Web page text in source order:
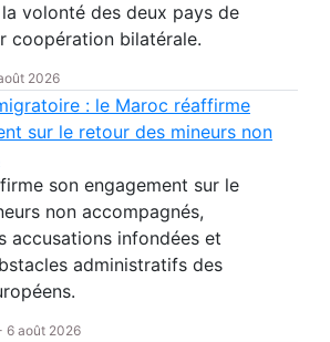
volonté des deux pays de
coopération bilatérale.
2026
: le Maroc réaffirme
sur le retour des mineurs non
son engagement sur le
non accompagnés,
accusations infondées et
administratifs des
6 août 2026